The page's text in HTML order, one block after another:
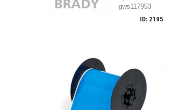
gws117953
ID: 2195